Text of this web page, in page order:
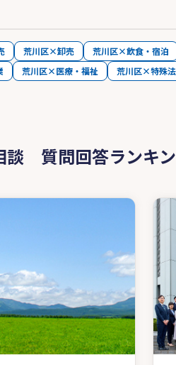
荒川区×卸売 荒川区×飲食・宿泊
荒川区×医療・福祉 荒川区×特殊
質問回答ランキン